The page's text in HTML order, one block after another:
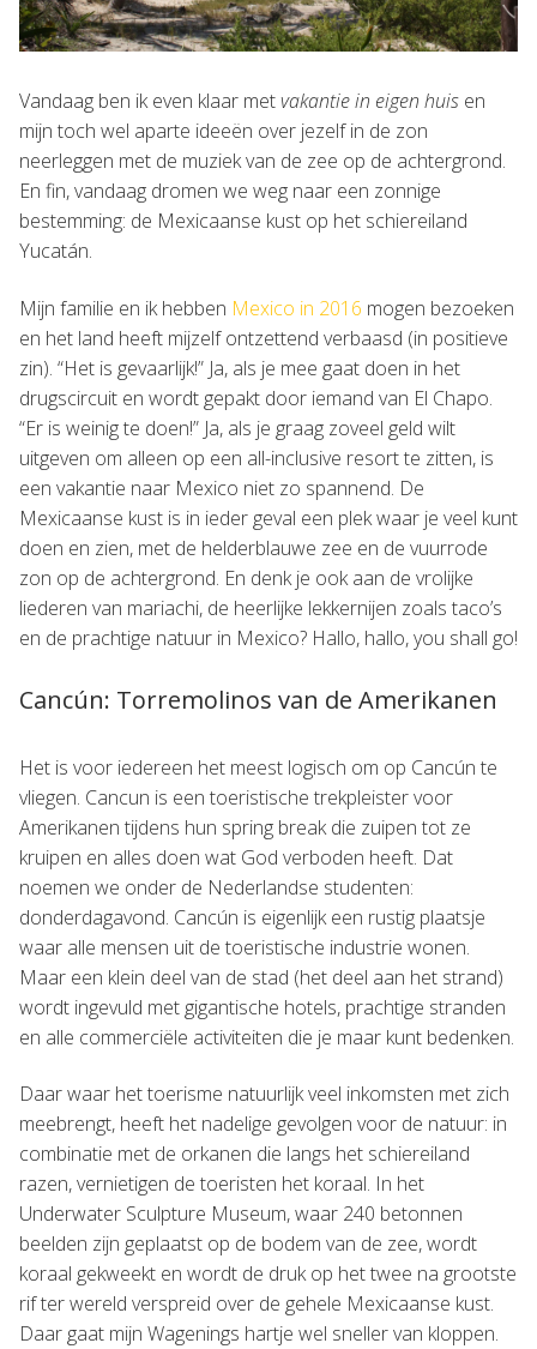
Vandaag ben ik even klaar metvakantie in eigen huis en
mijn toch wel aparte ideeën over jezelf in de zon
neerleggen met de muziek van de zee op de achtergrond.
En fin, vandaag dromen we weg naar een zonnige
bestemming: de Mexicaanse kust op het schiereiland
Yucatán.
Mijn familie en ik hebben Mexico in 2016 mogen bezoeken
en het land heeft mijzelf ontzettend verbaasd (in positieve
zin). “Het is gevaarlijk!” Ja, als je mee gaat doen in het
drugscircuit en wordt gepakt door iemand van El Chapo.
“Er is weinig te doen!” Ja, als je graag zoveel geld wilt
uitgeven om alleen op een all-inclusive resort te zitten, is
een vakantie naar Mexico niet zo spannend. De
Mexicaanse kust is in ieder geval een plek waar je veel kunt
doen en zien, met de helderblauwe zee en de vuurrode
zon op de achtergrond. En denk je ook aan de vrolijke
liederen van mariachi, de heerlijke lekkernijen zoals taco’s
en de prachtige natuur in Mexico? Hallo, hallo, you shall go!
Cancún: Torremolinos van de Amerikanen
Het is voor iedereen het meest logisch om op Cancún te
vliegen. Cancun is een toeristische trekpleister voor
Amerikanen tijdens hun spring break die zuipen tot ze
kruipen en alles doen wat God verboden heeft. Dat
noemen we onder de Nederlandse studenten:
donderdagavond. Cancún is eigenlijk een rustig plaatsje
waar alle mensen uit de toeristische industrie wonen.
Maar een klein deel van de stad (het deel aan het strand)
wordt ingevuld met gigantische hotels, prachtige stranden
en alle commerciële activiteiten die je maar kunt bedenken.
Daar waar het toerisme natuurlijk veel inkomsten met zich
meebrengt, heeft het nadelige gevolgen voor de natuur: in
combinatie met de orkanen die langs het schiereiland
razen, vernietigen de toeristen het koraal. In het
Underwater Sculpture Museum, waar 240 betonnen
beelden zijn geplaatst op de bodem van de zee, wordt
koraal gekweekt en wordt de druk op het twee na grootste
rif ter wereld verspreid over de gehele Mexicaanse kust.
Daar gaat mijn Wagenings hartje wel sneller van kloppen.